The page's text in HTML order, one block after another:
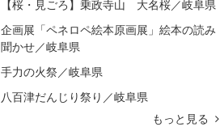
【桜・見ごろ】乗政寺山 大名桜／岐阜県
企画展「ペネロペ絵本原画展」絵本の読み
聞かせ／岐阜県
手力の火祭／岐阜県
八百津だんじり祭り／岐阜県
もっと見る